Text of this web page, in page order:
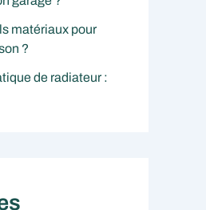
matériaux pour
?
de radiateur :